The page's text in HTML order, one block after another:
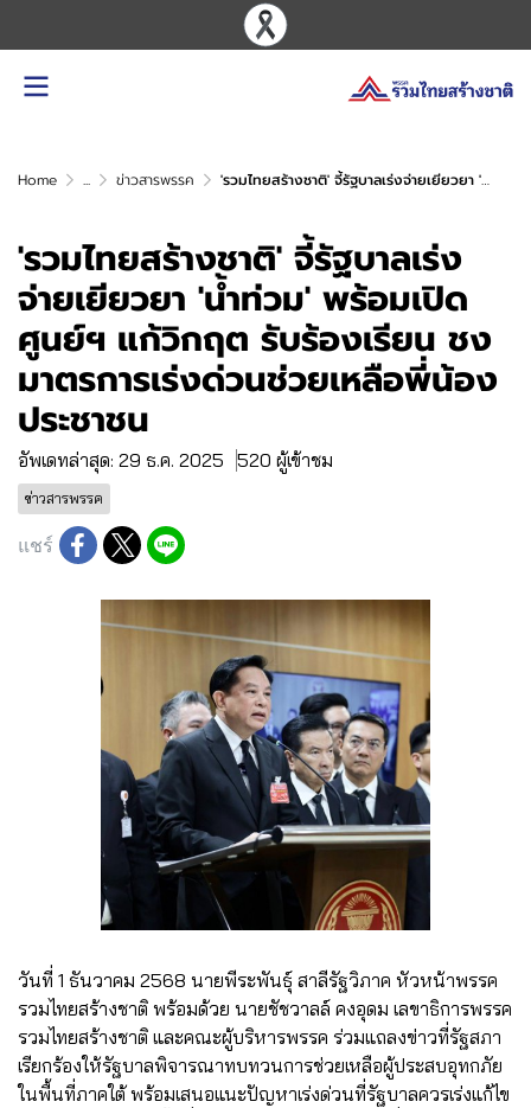
Home ... ข่าวสารพรรค 'รวมไทยสร้างชาติ' จี้รัฐบาลเร่งจ่ายเยียวยา 'น้ำท่วม' พร้อมเปิดศูนย์ฯ แก้วิกฤต รับร้องเรียน ชงมาตรการเร่งด่วนช่วยเหลือพี่น้องประชาชน
'รวมไทยสร้างชาติ' จี้รัฐบาลเร่ง
จ่ายเยียวยา 'น้ำท่วม' พร้อมเปิด
ศูนย์ฯ แก้วิกฤต รับร้องเรียน ชง
มาตรการเร่งด่วนช่วยเหลือพี่น้อง
ประชาชน
อัพเดทล่าสุด: 29 ธ.ค. 2025 520 ผู้เข้าชม
ข่าวสารพรรค
แชร์
วันที่ 1 ธันวาคม 2568 นายพีระพันธุ์ สาลีรัฐวิภาค หัวหน้าพรรค
รวมไทยสร้างชาติ พร้อมด้วย นายชัชวาลล์ คงอุดม เลขาธิการพรรค
รวมไทยสร้างชาติ และคณะผู้บริหารพรรค ร่วมแถลงข่าวที่รัฐสภา
เรียกร้องให้รัฐบาลพิจารณาทบทวนการช่วยเหลือผู้ประสบอุทกภัย
ในพื้นที่ภาคใต้ พร้อมเสนอแนะปัญหาเร่งด่วนที่รัฐบาลควรเร่งแก้ไข